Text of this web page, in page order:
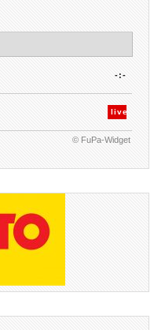
-:-
live
© FuPa-Widget